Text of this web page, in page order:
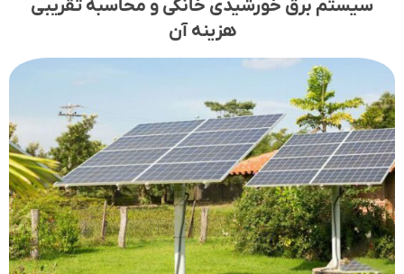
سیستم برق خورشیدی خانگی و محاسبه تقریبی
هزینه آن